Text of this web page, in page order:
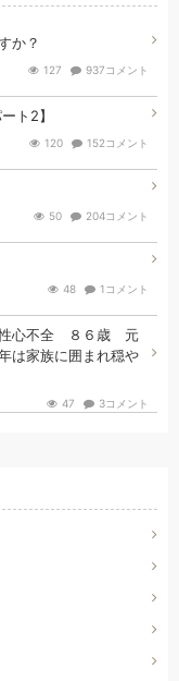
か？
127 937コメント
ト2】
120 152コメント
50 204コメント
48 1コメント
性心不全 ８６歳 元
は家族に囲まれ穏や
47 3コメント